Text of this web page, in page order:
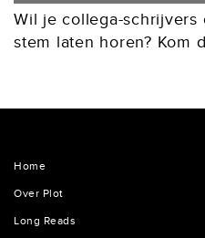
Wil je collega-
stem laten horen? Kom
We beginnen om...
Home
Over Plot
Long Reads